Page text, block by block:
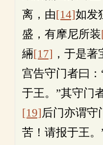
离，由[14]如发
盛，有摩尼所装
緉[17] ，于是著
宫告守门者曰
于王。”其守门
[19]后门亦谓守
苦！请报于王